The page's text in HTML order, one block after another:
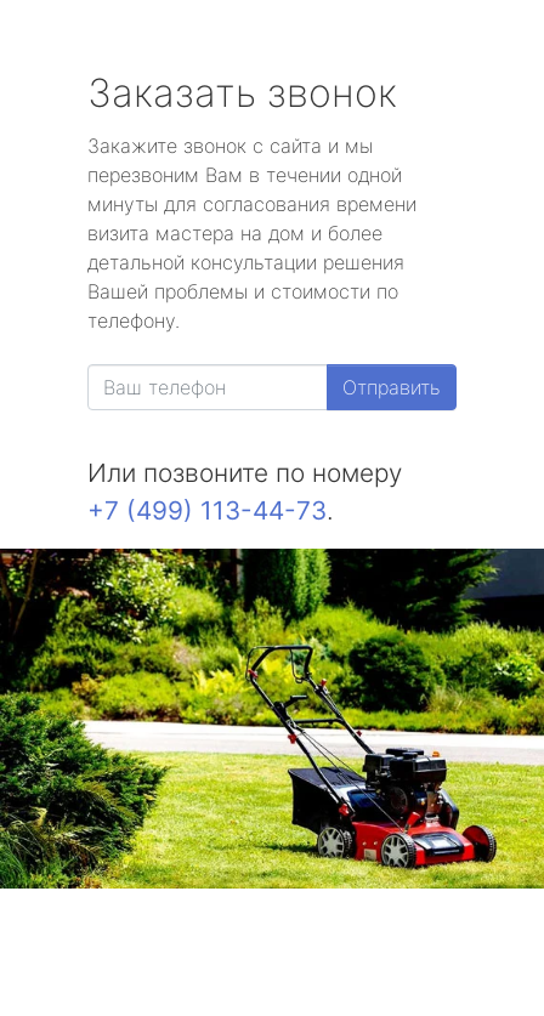
Заказать звонок
Закажите звонок с сайта и мы
перезвоним Вам в течении одной
минуты для согласования времени
визита мастера на дом и более
детальной консультации решения
Вашей проблемы и стоимости по
телефону.
Отправить
Или позвоните по номеру
+7 (499) 113-44-73.